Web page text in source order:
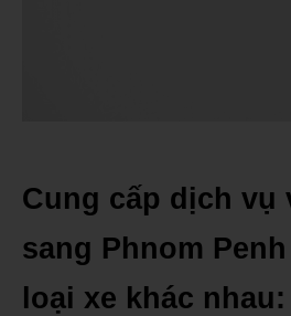
Cung cấp dịch vụ
sang Phnom
loại xe khác nhau: